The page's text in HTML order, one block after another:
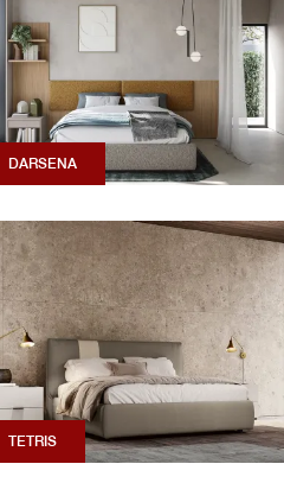
DARSENA
TETRIS